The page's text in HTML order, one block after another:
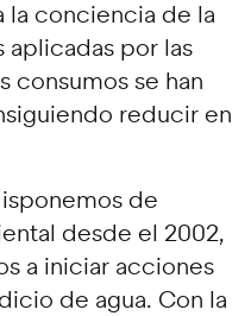
la conciencia de la
aplicadas por las
consumos se han
reducir en
de
desde el 2002,
a iniciar acciones
de agua. Con la